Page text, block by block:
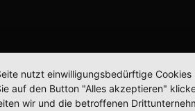
nutzt einwilligungsbedürftige
auf den Button "Alles akzeptieren"
wir und die betroffenen